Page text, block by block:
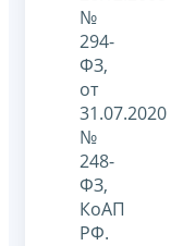
№
294-
ФЗ,
от
31.07.2020
№
248-
ФЗ,
КоАП
РФ.